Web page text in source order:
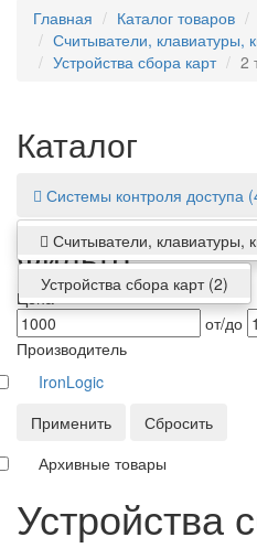
Главная
Каталог товаров
Считыватели, клавиатуры,
Устройства сбора карт
2
Каталог
Системы контроля доступа
Считыватели, клавиатуры,
Устройства сбора карт (2)
Фильтр
Цена
от/до
Производитель
IronLogic
Применить
Сбросить
Архивные товары
Устройства